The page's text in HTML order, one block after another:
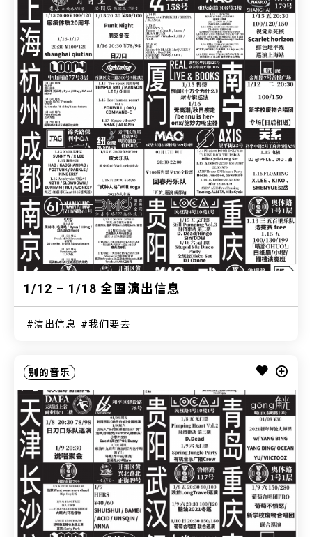
1/12 – 1/18 全国演出信息
演出信息 我们要去
别的音乐